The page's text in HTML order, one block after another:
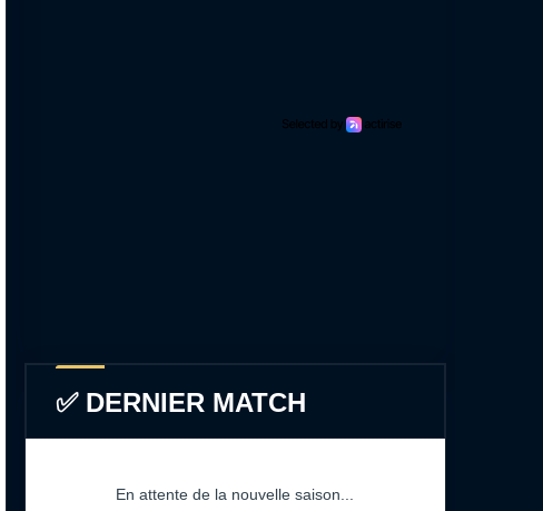
✅ DERNIER MATCH
En attente de la nouvelle saison...